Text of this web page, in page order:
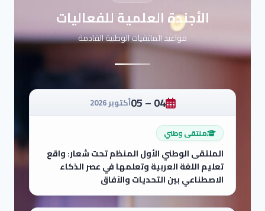
الأجندة العلمية للفعاليات
مواعيد الملتقيات الوطنية القادمة
04 – 05 أكتوبر 2026
ملتقى وطني
الملتقى الوطني الأول المنظم تحت شعار: واقع
تعليم اللغة العربية وتعلمها في عصر الذكاء
الاصطناعي بين التحديات والآفاق